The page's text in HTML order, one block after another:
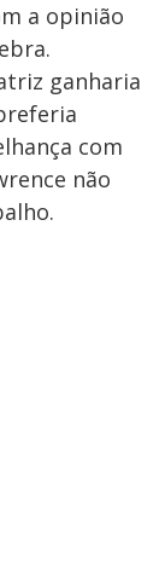
a opinião
ganharia
com
não